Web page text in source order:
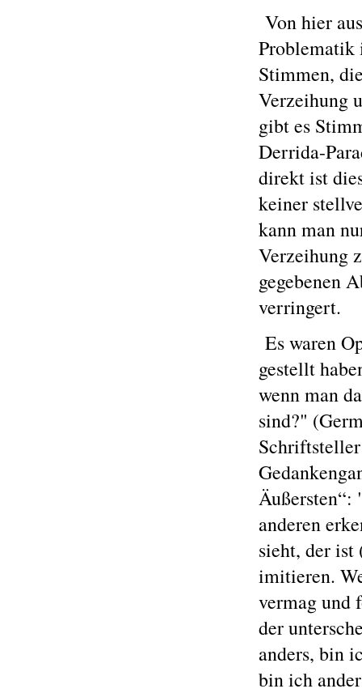
Von hier
Problematik
Stimmen,
Verzeihung
gibt es
Derrida-
direkt ist
keiner
kann man
Verzeihung
gegebenen
verringert.
Es waren
gestellt
wenn man
sind?"
anderen
sieht, der ist
imitieren.
vermag und
der
anders, bin
bin ich